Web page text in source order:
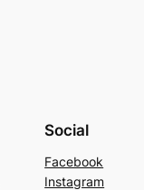
Social
Facebook
Instagram